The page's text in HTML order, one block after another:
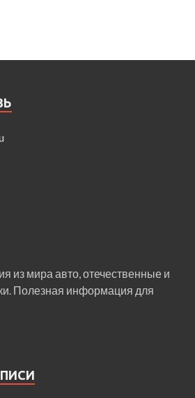
из мира авто, отечественные и
Полезная информация для